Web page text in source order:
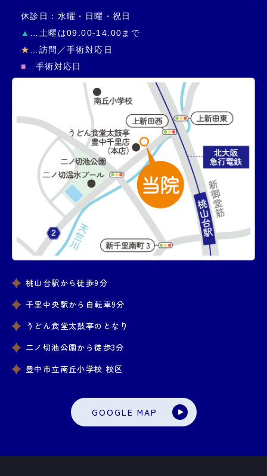
休診日：水曜・日曜・祝日
▲ …土曜は09:00-14:00まで
★…訪問／手術対応日
■…手術対応日
桃山台駅から徒歩9分
千里中央駅から自転車9分
うどん食堂太鼓亭のとなり
二ノ切池公園から徒歩3分
豊中市立南丘小学校 校区
GOOGLE MAP